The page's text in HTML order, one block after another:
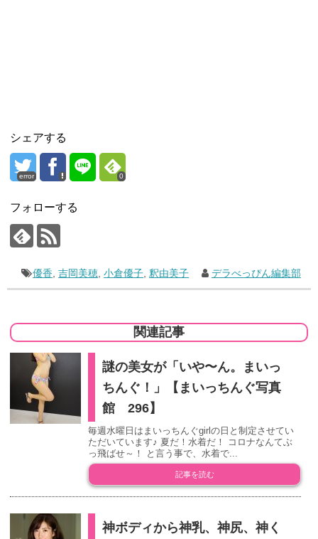
シェアする
error 0
フォローする
優香 ,吉岡美穂 ,小倉優子 釈由美子 デラべっぴん編集部
関連記事
謎の美女が「いや〜ん。まいっ
ちんぐ！」【まいっちんぐ写真
館 296】
毎週水曜日はまいっちんぐgirlの日と制定させてい
ただいています♪ 夏だ！水着だ！ コロナなんてぶ
っ飛ばせ～！ と言う事で、水着で...
記事を読む
神ボディから神乳、神尻、神く